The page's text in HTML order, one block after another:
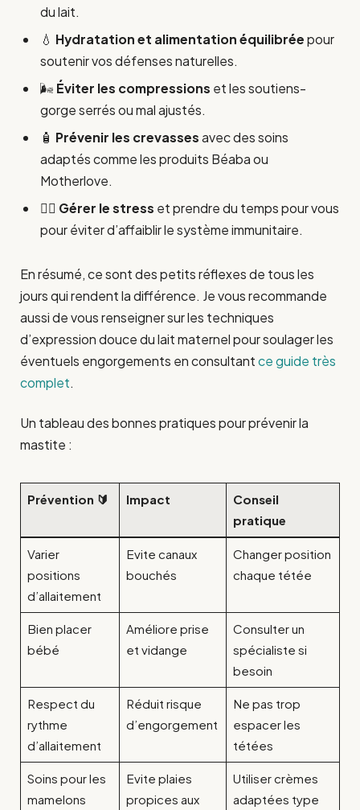
du lait.
💧 Hydratation et alimentation équilibréepour
soutenir vos défenses naturelles.
🌬️ Éviter les compressions et les soutiens-
gorge serrés ou mal ajustés.
🧴 Prévenir les crevassesavec des soins
adaptés comme les produits Béaba ou
Motherlove.
🧘‍♀️ Gérer le stress et prendre du temps pour vous
pour éviter d’affaiblir le système immunitaire.
En résumé, ce sont des petits réflexes de tous les
jours qui rendent la différence. Je vous recommande
aussi de vous renseigner sur les techniques
d’expression douce du lait maternel pour soulager les
éventuels engorgements en consultantce guide très
complet.
Un tableau des bonnes pratiques pour prévenir la
mastite :
Prévention 🔰 Impact
Conseil
pratique
Varier
positions
d’allaitement
Evite canaux
bouchés
Changer position
chaque tétée
Bien placer
bébé
Améliore prise
et vidange
Consulter un
spécialiste si
besoin
Respect du
rythme
d’allaitement
Réduit risque
d’engorgement
Ne pas trop
espacer les
tétées
Soins pour les
mamelons
Evite plaies
propices aux
Utiliser crèmes
adaptées type